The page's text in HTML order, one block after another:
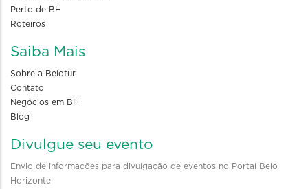
Perto de BH
Roteiros
Saiba Mais
Sobre a Belotur
Contato
Negócios em BH
Blog
Divulgue seu evento
Envio de informações para divulgação de eventos no Portal Belo
Horizonte